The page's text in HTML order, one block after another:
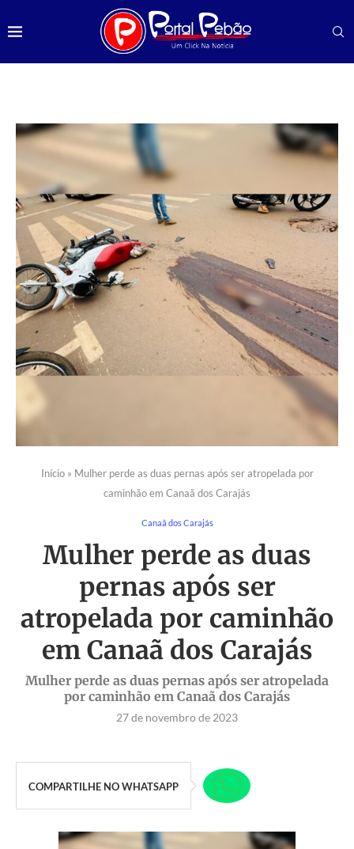
Início» Mulher perde as duas pernas após ser atropelada por
caminhão em Canaã dos Carajás
Canaã dos Carajás
Mulher perde as duas
pernas após ser
atropelada por caminhão
em Canaã dos Carajás
Mulher perde as duas pernas após ser atropelada
por caminhão em Canaã dos Carajás
27 de novembro de 2023
COMPARTILHE NO WHATSAPP